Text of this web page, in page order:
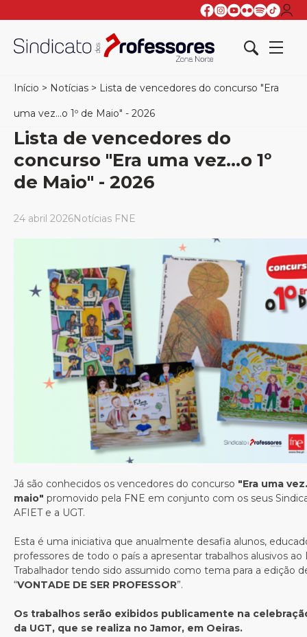
Início > Notícias > Lista de vencedores do concurso "Era
uma vez...o 1º de Maio" - 2026
Lista de vencedores do
concurso "Era uma vez...o 1º
de Maio" - 2026
24 abril 2026Notícias FNE
Já são conhecidos os vencedores do concurso "Era uma
maio" promovido pela FNE em conjunto com os seus
AFIET e a UGT.
Esta é uma iniciativa que anualmente desafia alunos,
professores de todo o país a apresentar trabalhos alusivos ao
Trabalhador tendo sido assumido como tema para a edição
“VONTADE DE SER PROFESSOR”.
Os trabalhos serão exibidos publicamente na
da UGT, que se realiza no Jamor, em Oeiras.